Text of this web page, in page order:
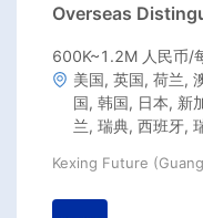
Overseas
600K~1.2M 人民币/
美国, 英国, 荷兰,
国, 韩国, 日本, 新
兰, 瑞典, 西班牙,